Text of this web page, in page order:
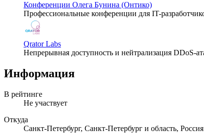
Конференции Олега Бунина (Онтико)
Профессиональные конференции для IT-
Qrator Labs
Непрерывная доступность и нейтрализация DDoS-
Информация
В рейтинге
Не участвует
Откуда
Санкт-Петербург, Санкт-Петербург и область, Россия